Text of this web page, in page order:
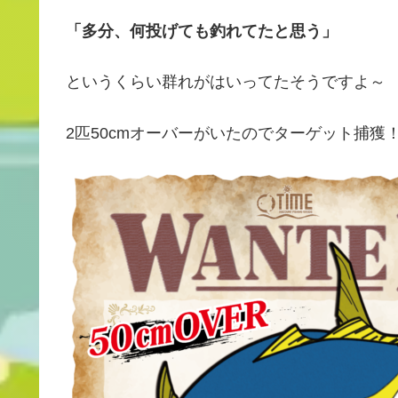
「多分、何投げても釣れてたと思う」
というくらい群れがはいってたそうですよ～
2匹50cmオーバーがいたのでターゲット捕獲